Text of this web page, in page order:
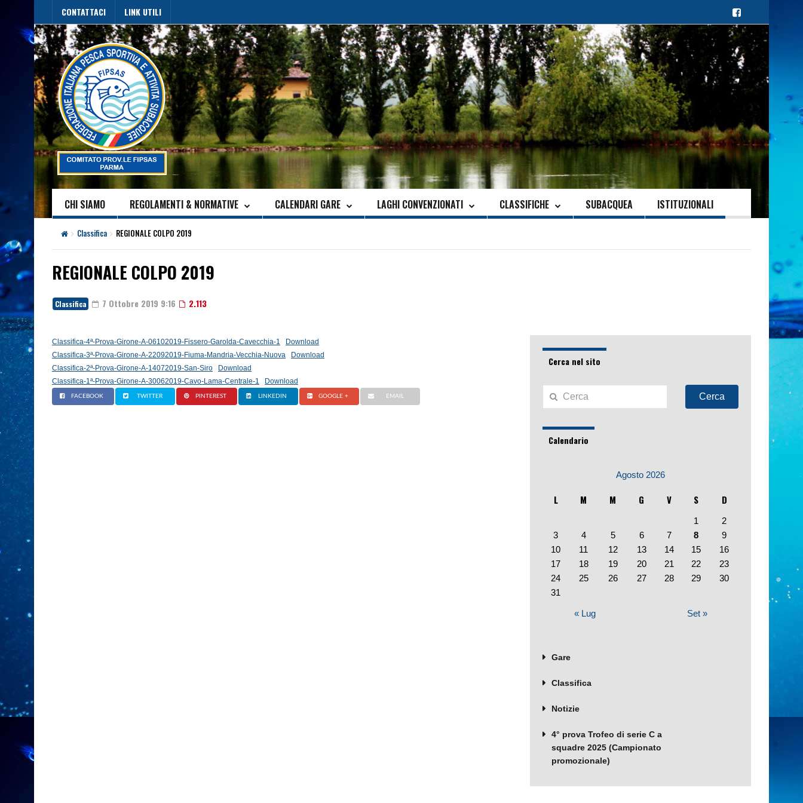
CONTATTACI LINK UTILI
CHI SIAMO REGOLAMENTI & NORMATIVE CALENDARI GARE LAGHI CONVENZIONATI CLASSIFICHE SUBACQUEA ISTITUZIONALI
Classifica REGIONALE COLPO 2019
REGIONALE COLPO 2019
Classifica 7 Ottobre 2019 9:16 2.113
Classifica-4ª-Prova-Girone-A-06102019-Fissero-Garolda-Cavecchia-1
Download
Classifica-3ª-Prova-Girone-A-22092019-Fiuma-Mandria-Vecchia-Nuova
Download
Classifica-2ª-Prova-Girone-A-14072019-San-Siro
Download
Classifica-1ª-Prova-Girone-A-30062019-Cavo-Lama-Centrale-1
Download
FACEBOOK TWITTER PINTEREST LINKEDIN GOOGLE + EMAIL
Cerca nel sito
Cerca
Calendario
Agosto 2026
L M M G V S D
1
2
3
4 5 6 7 8
9
10
11 12 13 14 15
16
17
18 19 20 21 22
23
24
25 26 27 28 29
30
31
« Lug Set »
Gare
Classifica
Notizie
4° prova Trofeo di serie C a
squadre 2025 (Campionato
promozionale)